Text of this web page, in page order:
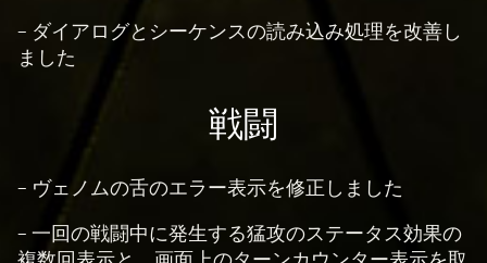
- ダイアログとシーケンスの読み込み処理を改善し
ました
戦闘
- ヴェノムの舌のエラー表示を修正しました
- 一回の戦闘中に発生する猛攻のステータス効果の